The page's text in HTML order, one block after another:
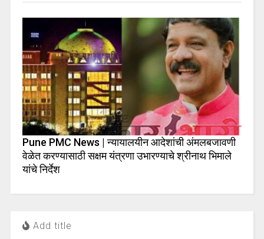
Pune PMC News | न्यायालयीन आदेशांची अंमलबजावणी
वेळेत करण्यासाठी सक्षम यंत्रणा उभारण्याचे श्रीनाथ भिमाले
यांचे निर्देश
Add title